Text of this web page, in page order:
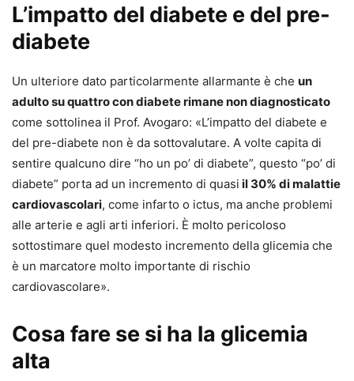
L’impatto del diabete e del pre-
diabete
Un ulteriore dato particolarmente allarmante è che un
adulto su quattro con diabete rimane non diagnosticato
come sottolinea il Prof. Avogaro: «L’impatto del diabete e
del pre-diabete non è da sottovalutare. A volte capita di
sentire qualcuno dire “ho un po’ di diabete”, questo “po’ di
diabete” porta ad un incremento di quasi il 30% di malattie
cardiovascolari, come infarto o ictus, ma anche problemi
alle arterie e agli arti inferiori. È molto pericoloso
sottostimare quel modesto incremento della glicemia che
è un marcatore molto importante di rischio
cardiovascolare».
Cosa fare se si ha la glicemia
alta